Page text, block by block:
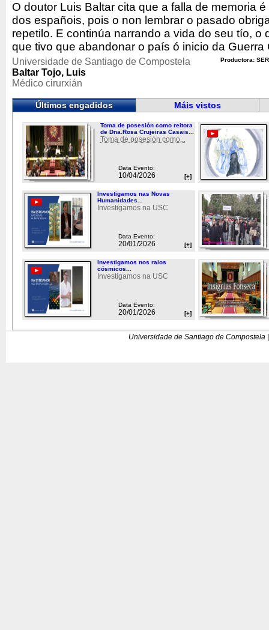
O doutor Luis Baltar cita que a falla de memoria
dos españois, pois o non lembrar o pasado
repetilo. E continúa narrando a vida do seu tío, o
que tivo que abandonar o país ó inicio da Guerra
Productora:
Universidade de Santiago de Compostela
Baltar Tojo, Luis
Médico cirurxián
Últimos engadidos Máis vistos
Toma de posesión como reitora
de Dna.Rosa Crujeiras Casais...
Toma de posesión como...
Data Evento:
10/04/2026 [+]
Investigamos nas Novas
Humanidades...
Investigamos na USC
Data Evento:
20/01/2026 [+]
Investigamos nos raios
cósmicos...
Investigamos na USC
Data Evento:
20/01/2026 [+]
Universidade de Santiago de